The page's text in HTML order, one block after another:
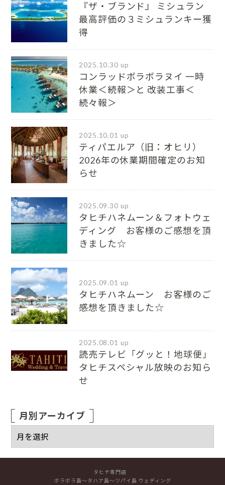
『ザ・ブランド』 ミシュラン
最⾼評価の３ミシュランキー獲
得
2025.10.30 up
コンラッドボラボラヌイ 一時
休業＜続報＞と 改装工事＜
続々報＞
2025.10.01 up
ティパエルア（旧：オヒリ）
2026年の休業期間確定のお知
らせ
2025.09.30 up
タヒチハネムーン＆フォトウェ
ディング お客様のご感想を頂
きました☆
2025.09.01 up
タヒチハネムーン お客様のご
感想を頂きました☆
2025.08.01 up
読売テレビ「グッと！地球便」
タヒチスペシャル放映のお知ら
せ
月別アーカイブ
タヒチ専門店
ボラボラ島～タハア島～ツパイ島 ウェディング